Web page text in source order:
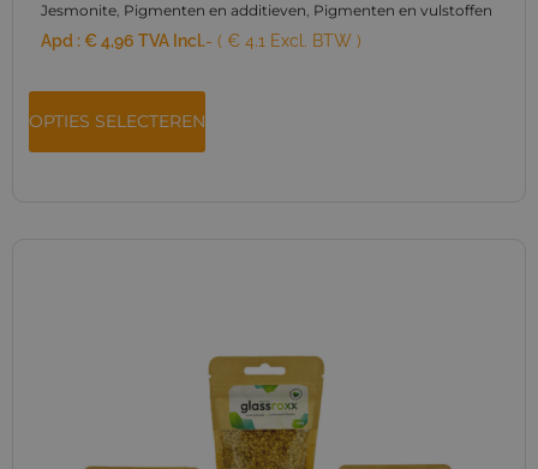
Jesmonite, Pigmenten en additieven, Pigmenten en vulstoffen
Apd :€4,96 TVA Incl.- ( € 4.1 Excl. BTW )
OPTIES SELECTEREN